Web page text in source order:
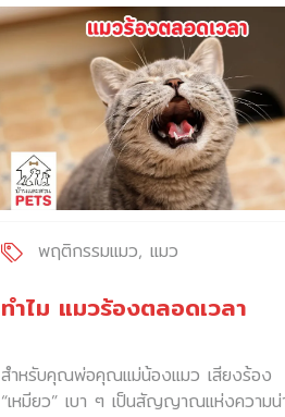
พฤติกรรมแมว แมว
ทำไม แมวร้องตลอดเวลา
สำหรับคุณพ่อคุณแม่น้องแมว เสียงร้อง
“เหมียว” เบา ๆ เป็นสัญญาณแห่งความน่